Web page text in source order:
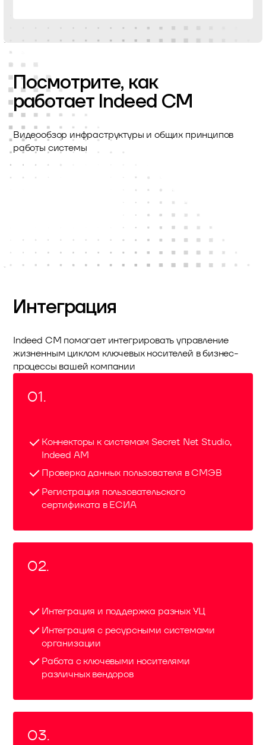
Посмотрите, как
работает Indeed CM
Видеообзор инфраструктуры и общих принципов
работы системы
Интеграция
Indeed CM помогает интегрировать управление
жизненным циклом ключевых носителей в бизнес-
процессы вашей компании
01.
Коннекторы к системам Secret Net Studio,
Indeed AM
Проверка данных пользователя в СМЭВ
Регистрация пользовательского
сертификата в ЕСИА
02.
Интеграция и поддержка разных УЦ
Интеграция с ресурсными системами
организации
Работа с ключевыми носителями
различных вендоров
03.